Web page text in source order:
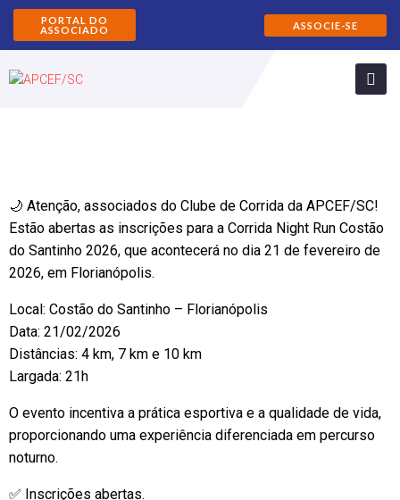
PORTAL DO
ASSOCIADO
ASSOCIE-SE
🌙 Atenção, associados do Clube de Corrida da APCEF/SC!
Estão abertas as inscrições para a Corrida Night Run Costão
do Santinho 2026, que acontecerá no dia 21 de fevereiro de
2026, em Florianópolis.
Local: Costão do Santinho – Florianópolis
Data: 21/02/2026
Distâncias: 4 km, 7 km e 10 km
Largada: 21h
O evento incentiva a prática esportiva e a qualidade de vida,
proporcionando uma experiência diferenciada em percurso
noturno.
✅ Inscrições abertas.